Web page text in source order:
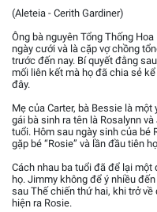
(Aleteia - Cerith Gardiner)
Ông bà nguyên Tổng Thống
ngày cưới và là cặp vợ chồng
trước đến nay. Bí quyết đằng
mối liên kết mà họ đã chia sẻ
đây.
Mẹ của Carter, bà Bessie là
gái bà sinh ra tên là Rosalynn
tuổi. Hôm sau ngày sinh của bé
gặp bé “Rosie” và lần đầu tiên
Cách nhau ba tuổi đã để lại một
họ. Jimmy không để ý nhiều
sau Thế chiến thứ hai, khi trở về
hiện ra Rosie.